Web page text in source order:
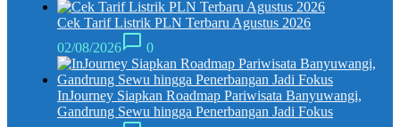
Cek Tarif Listrik PLN Terbaru Agustus 2026
02/08/2026
0
InJourney Siapkan Roadmap Pariwisata Banyuwangi,
Gandrung Sewu hingga Penerbangan Jadi Fokus